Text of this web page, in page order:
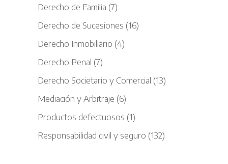
Derecho de Familia (7)
Derecho de Sucesiones (16)
Derecho Inmobiliario (4)
Derecho Penal (7)
Derecho Societario y Comercial (13)
Mediación y Arbitraje (6)
Productos defectuosos (1)
Responsabilidad civil y seguro (132)